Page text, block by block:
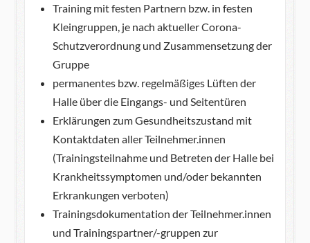
Training mit festen Partnern bzw. in festen
Kleingruppen, je nach aktueller Corona-
Schutzverordnung und Zusammensetzung der
Gruppe
permanentes bzw. regelmäßiges Lüften der
Halle über die Eingangs- und Seitentüren
Erklärungen zum Gesundheitszustand mit
Kontaktdaten aller Teilnehmer.innen
(Trainingsteilnahme und Betreten der Halle bei
Krankheitssymptomen und/oder bekannten
Erkrankungen verboten)
Trainingsdokumentation der Teilnehmer.innen
und Trainingspartner/-gruppen zur